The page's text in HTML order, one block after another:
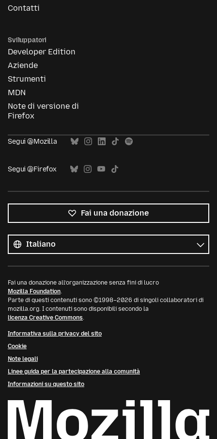
Contatti
Sviluppatori
Developer Edition
Aziende
Strumenti
MDN
Note di versione di
Firefox
Segui @Mozilla
Segui @Firefox
Fai una donazione
le
lingue
Lingua
Fai una donazione all’organizzazione senza fini di lucro
Mozilla Foundation.
Parte di questi contenuti sono ©1998–2026 di singoli collaboratori di
mozilla.org. I contenuti sono disponibili secondo la
licenza Creative Commons.
Informativa sulla privacy del sito
Cookie
Note legali
Linee guida per la partecipazione alla comunità
Informazioni su questo sito